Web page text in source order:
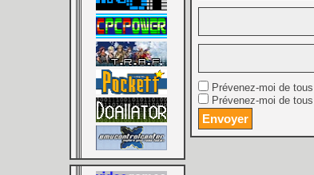
Prévenez-moi de
Prévenez-moi de